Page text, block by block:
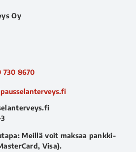
Oy
730 8670
Meillä voit maksaa pankki-
Visa).